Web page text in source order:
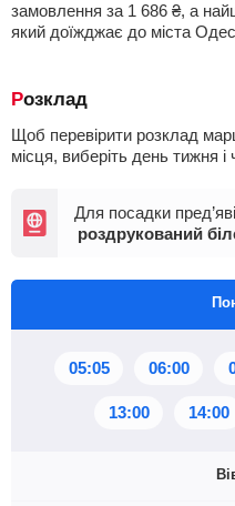
замовлення за 1 686 ₴, а
який доїжджає до міста
Розклад
Щоб перевірити розклад
місця, виберіть день тижня і
Для посадки
роздрукований
05:05 06:00
13:00 14:00